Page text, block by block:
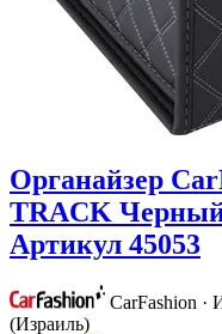
Органайзер
TRACK
Артикул 45053
CarFashion ·
(Израиль)